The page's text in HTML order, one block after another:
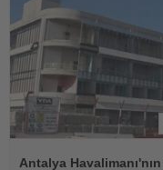
Oku
Antalya